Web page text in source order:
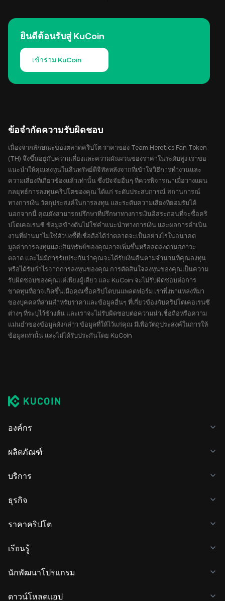
ยินดีต้อนรับสู่ KuCoin
เข้าร่วม KuCoin
ข้อจำกัดความรับผิดชอบ
เนื่องจากลักษณะของตลาดคริปโต ราคาของ Team Heretics Fan Token
(TH) จึงขึ้นอยู่กับความเสี่ยงและความผันผวนของราคาในระดับสูง เราขอ
แนะนำให้คุณลงทุนในสินทรัพย์ดิจิทัลหลังจากที่เข้าใจวิธีการทำงานและ
ความเสี่ยงที่เกี่ยวข้องแล้วเท่านั้น ซึ่งปัจจัยอื่นๆ ที่ควรพิจารณาเมื่อวางแผน
กลยุทธ์การลงทุนคริปโตของคุณ ได้แก่ ระดับประสบการณ์ สถานการณ์
ทางการเงิน วัตถุประสงค์ในการลงทุน และระดับความเสี่ยงที่ยอมรับได้
นอกจากนี้ คุณยังสามารถปรึกษาที่ปรึกษาทางการเงินอิสระก่อนที่จะซื้อคริ
ปโตเคอเรนซี ข้อมูลข้างต้นไม่ใช่คำแนะนำทางการเงิน และผลการดำเนิน
งานที่ผ่านมาไม่ใช่ตัวบ่งชี้ที่เชื่อถือได้ว่าตลาดจะเป็นอย่างไรในอนาคต
มูลค่าการลงทุนและสินทรัพย์ของคุณอาจเพิ่มขึ้นหรือลดลงตามสภาวะ
ตลาด และไม่มีการรับประกันว่าคุณจะได้รับเงินคืนตามจำนวนที่คุณลงทุน
หรือได้รับกำไรจากการลงทุนของคุณ การตัดสินใจลงทุนของคุณเป็นความ
รับผิดชอบของคุณแต่เพียงผู้เดียว และ KuCoin จะไม่รับผิดชอบต่อการ
ขาดทุนที่อาจเกิดขึ้นเมื่อคุณซื้อคริปโตบนแพลตฟอร์ม เราพึ่งพาแหล่งที่มา
ของบุคคลที่สามสำหรับราคาและข้อมูลอื่นๆ ที่เกี่ยวข้องกับคริปโตเคอเรนซี
ต่างๆ ที่ระบุไว้ข้างต้น และเราจะไม่รับผิดชอบต่อความน่าเชื่อถือหรือความ
แม่นยำของข้อมูลดังกล่าว ข้อมูลที่ให้ไว้แก่คุณ มีเพื่อวัตถุประสงค์ในการให้
ข้อมูลเท่านั้น และไม่ได้รับประกันโดย KuCoin
องค์กร
ผลิตภัณฑ์
บริการ
ธุรกิจ
ราคาคริปโต
เรียนรู้
นักพัฒนาโปรแกรม
ดาวน์โหลดแอป